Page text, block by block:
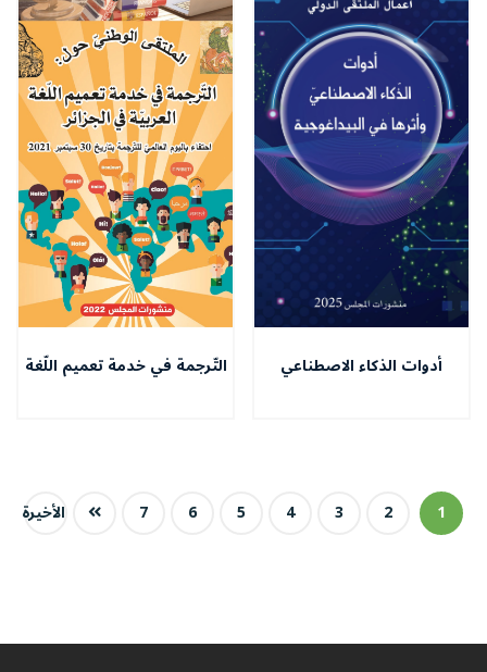
أدوات الذكاء الاصطناعي التّرجمة في خدمة تعميم اللّغة
1
2
3
4
5
6
7 الأخيرة